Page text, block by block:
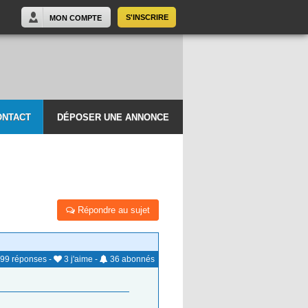
S'INSCRIRE
MON COMPTE
DÉPOSER UNE ANNONCE
Répondre au sujet
réponses - 3 j'aime - 36 abonnés